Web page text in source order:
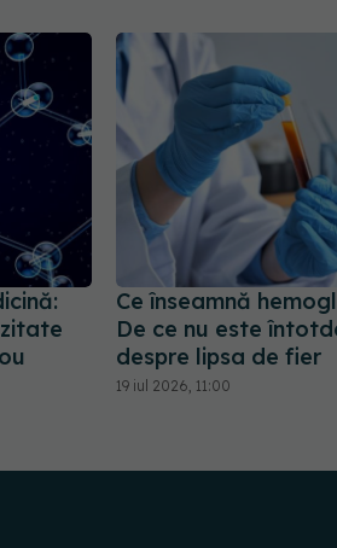
Ce înseamnă
De ce nu este
despre lipsa de fier
19 iul 2026, 11:00